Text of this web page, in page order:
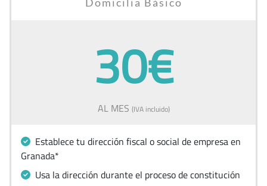
30€
AL MES (IVA incluido)
Establece tu dirección fiscal o social de empresa en
Granada*
Usa la dirección durante el proceso de constitución